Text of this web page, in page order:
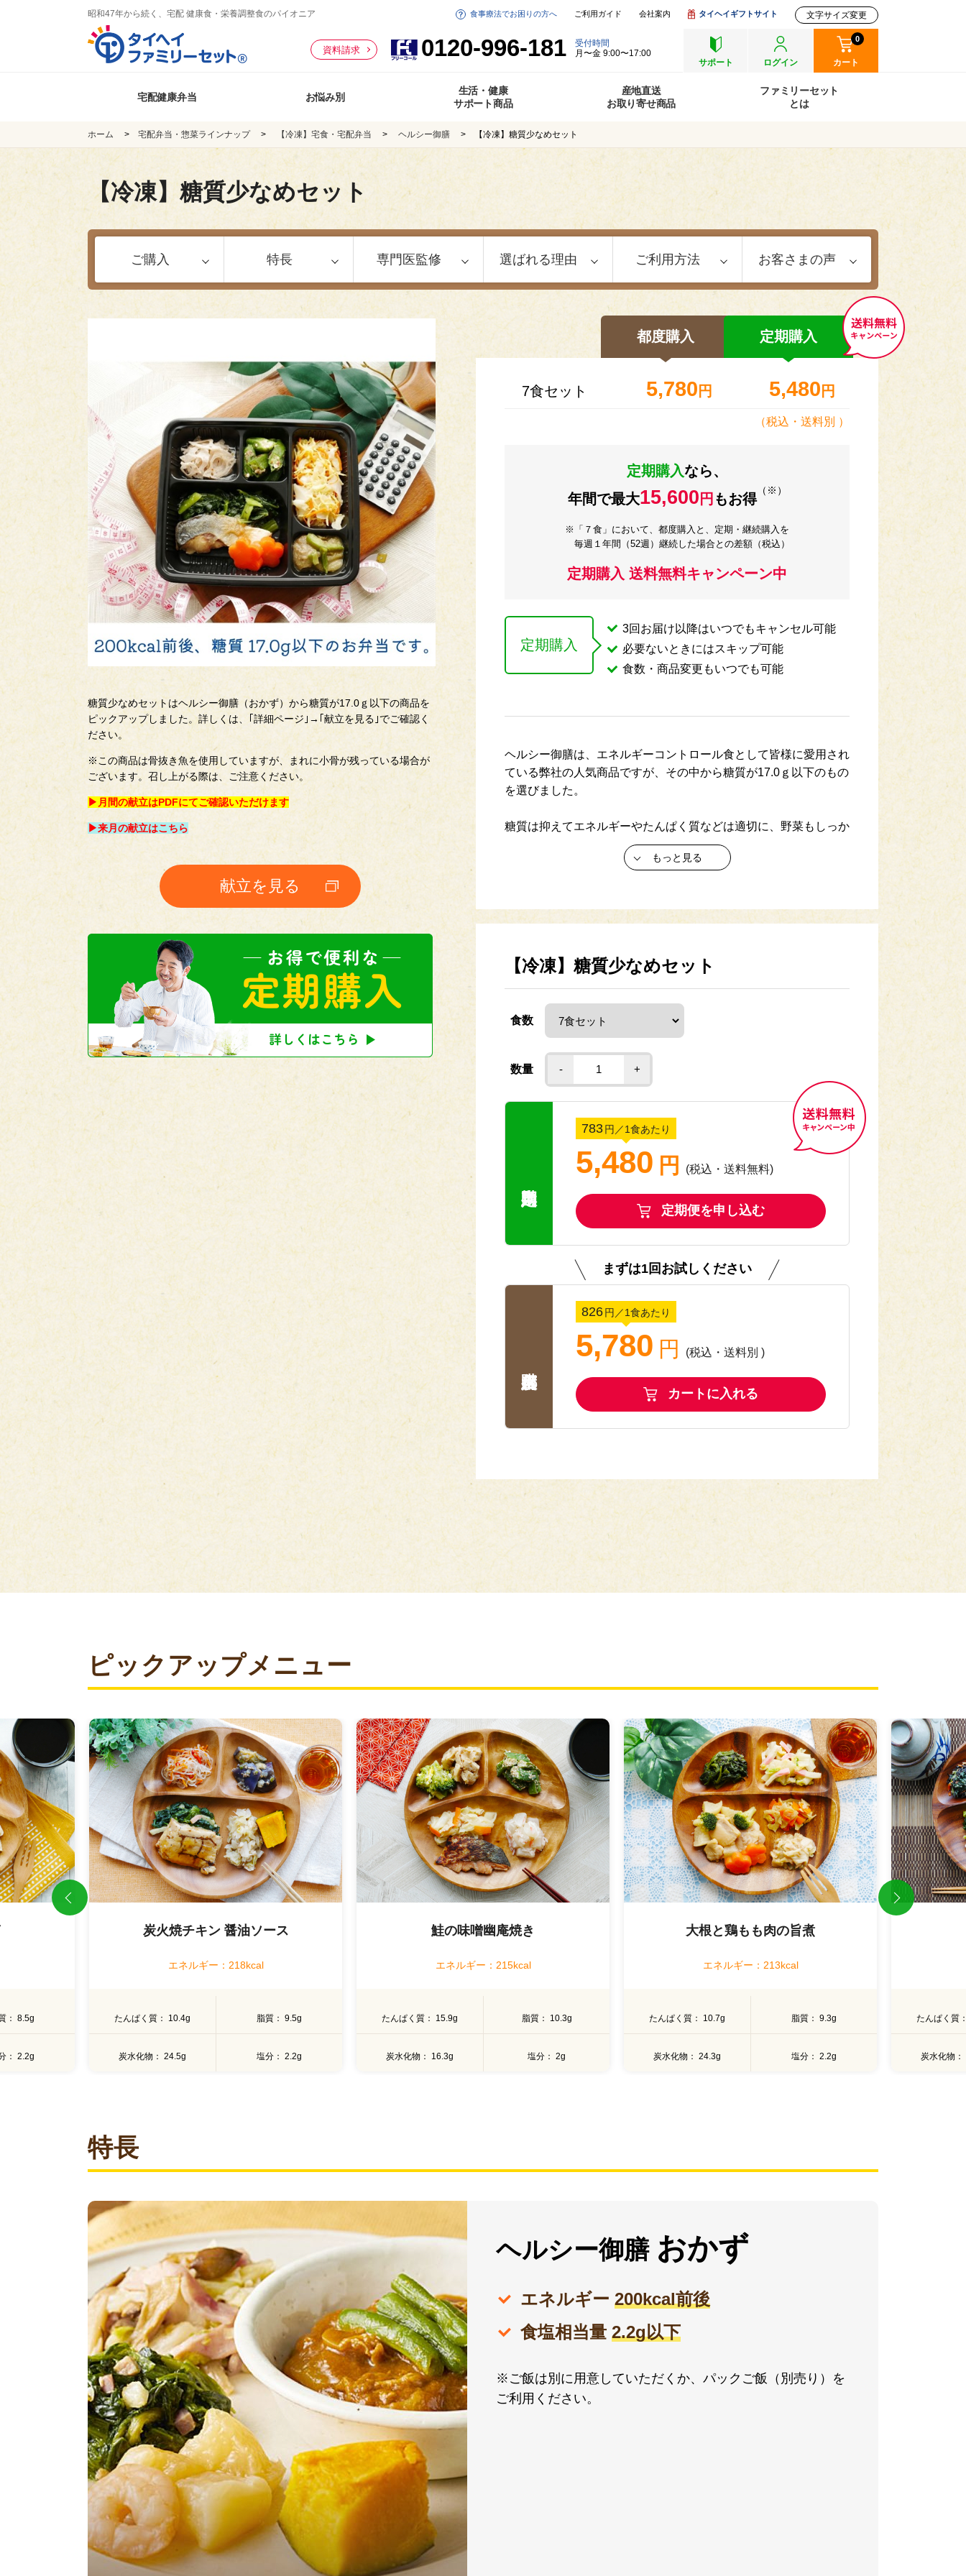
昭和47年から続く、宅配 健康食・栄養調整食のパイオニア
資料請求 0120-996-181
受付時間
月〜金 9:00〜17:00
サポート
ログイン カート
0
食事療法でお困りの方へ ご利用ガイド 会社案内 タイヘイギフトサイト 文字サイズ変更
宅配健康弁当 お悩み別
生活・健康
サポート商品
産地直送
お取り寄せ商品
ファミリーセット
とは
ホーム 宅配弁当・惣菜ラインナップ 【冷凍】宅食・宅配弁当 ヘルシー御膳 【冷凍】糖質少なめセット
【冷凍】糖質少なめセット
ご購入 特長 専門医監修 選ばれる理由 ご利用方法 お客さまの声
糖質少なめセットはヘルシー御膳（おかず）から糖質が17.0ｇ以下の商品を
ピックアップしました。詳しくは、｢詳細ページ｣→｢献立を見る｣でご確認く
ださい。
※この商品は骨抜き魚を使用していますが、まれに小骨が残っている場合が
ございます。召し上がる際は、ご注意ください。
▶月間の献立はPDFにてご確認いただけます
▶来月の献立はこちら
献立を見る
都度購入 定期購入
7食セット 5,780 円 5,480 円
（税込・ 送料別 ）
定期購入なら、
年間で最大15,600 円 もお得
（※）
※「７食」において、都度購入と、定期・継続購入を
毎週１年間（52週）継続した場合との差額（税込）
定期購入 送料無料キャンペーン中
定期購入
3回お届け以降はいつでもキャンセル可能
必要ないときにはスキップ可能
食数・商品変更もいつでも可能
ヘルシー御膳は、エネルギーコントロール食として皆様に愛用され
ている弊社の人気商品ですが、その中から糖質が17.0ｇ以下のもの
を選びました。
糖質は抑えてエネルギーやたんぱく質などは適切に、野菜もしっか
り摂れるおすすめ商品です。
※定期継続購入とは、1回のお申し込みでご注文いただいた商品
もっと見る
【冷凍】糖質少なめセット
食数
数量 - +
783円 ／1食あたり
5,480 円 (税込・送料無料)
定期便を申し込む
まずは1回お試しください
826円 ／1食あたり
5,780 円 (税込 ・ 送料別 )
カートに入れる
ピックアップメニュー
Previous
9.5g
2.2g
鮭の味噌幽庵焼き
エネルギー：215kcal
たんぱく質 15.9g 脂質 10.3g
炭水化物 16.3g 塩分 2g
大根と鶏もも肉の旨煮
エネルギー：213kcal
たんぱく質 10.7g 脂質 9.3g
炭水化物 24.3g 塩分 2.2g
カレイの幽庵焼き
エネルギー：220kcal
たんぱく質 19.4g 脂質 3.4g
炭水化物 28.7g 塩分 2.2g
たんぱく質
炭水化物
特長
ヘルシー御膳 おかず
エネルギー 200kcal前後
食塩相当量 2.2g以下
※ご飯は別に用意していただくか、パックご飯（別売り）を
ご利用ください。